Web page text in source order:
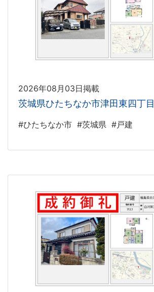
2026年08月03日掲載
茨城県ひたちなか市津田東四丁目
#ひたちなか市 #茨城県 #戸建